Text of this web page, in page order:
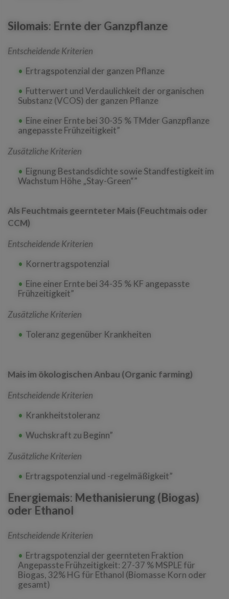
Silomais: Ernte der Ganzpflanze
Entscheidende Kriterien
Ertragspotenzial der ganzen Pflanze
Futterwert und Verdaulichkeit der organischen
Substanz (VCOS) der ganzen Pflanze
Eine einer Ernte bei 30-35 % TMder Ganzpflanze
angepasste Frühzeitigkeit”
Zusätzliche Kriterien
Eignung Bestandsdichte sowie Standfestigkeit im
Wachstum Höhe „Stay-Green“”
Als Feuchtmais geernteter Mais (Feuchtmais oder
CCM)
Entscheidende Kriterien
Kornertragspotenzial
Eine einer Ernte bei 34-35 % KF angepasste
Frühzeitigkeit”
Zusätzliche Kriterien
Toleranz gegenüber Krankheiten
Mais im ökologischen Anbau (Organic farming)
Entscheidende Kriterien
Krankheitstoleranz
Wuchskraft zu Beginn”
Zusätzliche Kriterien
Ertragspotenzial und -regelmäßigkeit”
Energiemais: Methanisierung (Biogas)
oder Ethanol
Entscheidende Kriterien
Ertragspotenzial der geernteten Fraktion
Angepasste Frühzeitigkeit: 27-37 % MSPLE für
Biogas, 32% HG für Ethanol (Biomasse Korn oder
gesamt)